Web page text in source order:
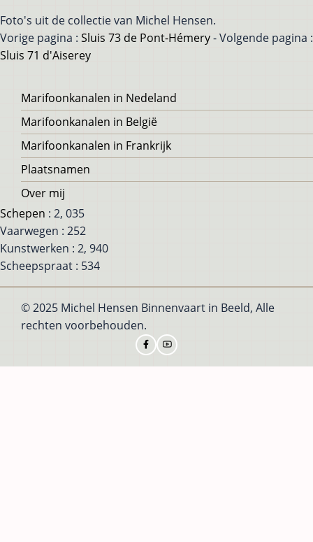
Foto's uit de collectie van Michel Hensen.
Vorige pagina : Sluis 73 de Pont-Hémery- Volgende pagina :
Sluis 71 d'Aiserey
Voet
Marifoonkanalen in Nedeland
Marifoonkanalen in België
Marifoonkanalen in Frankrijk
Plaatsnamen
Over mij
Schepen : 2, 035
Vaarwegen : 252
Kunstwerken : 2, 940
Scheepspraat : 534
© 2025 Michel Hensen Binnenvaart in Beeld, Alle
rechten voorbehouden.